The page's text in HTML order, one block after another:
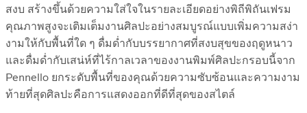
สงบ สร้างขึ้นด้วยความใส่ใจในรายละเอียดอย่างพิถีพิถันเฟรม
คุณภาพสูงจะเติมเต็มงานศิลปะอย่างสมบูรณ์แบบเพิ่มความสง่า
งามให้กับพื้นที่ใด ๆ ดื่มด่ำกับบรรยากาศที่สงบสุขของฤดูหนาว
และดื่มด่ำกับเสน่ห์ที่ไร้กาลเวลาของงานพิมพ์ศิลปะกรอบนี้จาก
Pennello ยกระดับพื้นที่ของคุณด้วยความซับซ้อนและความงาม
ท้ายที่สุดศิลปะคือการแสดงออกที่ดีที่สุดของสไตล์